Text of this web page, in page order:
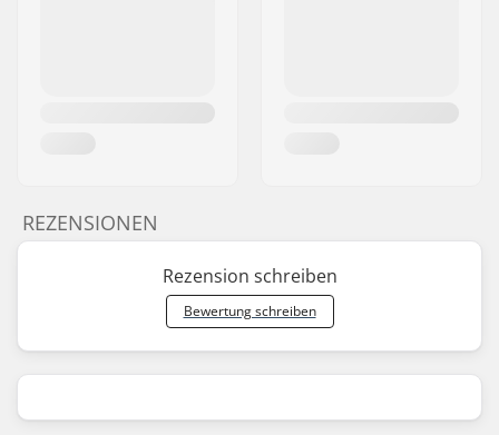
REZENSIONEN
Rezension schreiben
Bewertung schreiben